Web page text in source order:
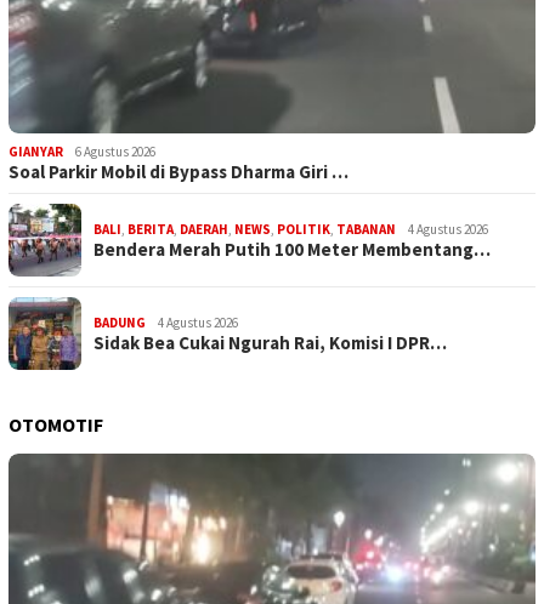
GIANYAR 6 Agustus 2026
Soal Parkir Mobil di Bypass Dharma Giri …
BALI, BERITA, DAERAH, NEWS, POLITIK, TABANAN 4 Agustus 2026
Bendera Merah Putih 100 Meter Membentang…
BADUNG 4 Agustus 2026
Sidak Bea Cukai Ngurah Rai, Komisi I DPR…
OTOMOTIF